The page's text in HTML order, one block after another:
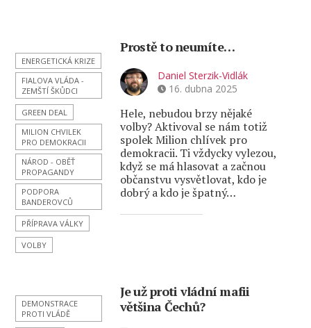
ENERGETICKÁ KRIZE
FIALOVA VLÁDA -
ZEMŠTÍ ŠKŮDCI
GREEN DEAL
MILION CHVILEK
PRO DEMOKRACII
NÁROD - OBĚŤ
PROPAGANDY
PODPORA
BANDEROVCŮ
PŘÍPRAVA VÁLKY
VOLBY
Prostě to neumíte…
Daniel Sterzik-Vidlák
16. dubna 2025
Hele, nebudou brzy nějaké
volby? Aktivoval se nám totiž
spolek Milion chlívek pro
demokracii. Ti vždycky vylezou,
když se má hlasovat a začnou
občanstvu vysvětlovat, kdo je
dobrý a kdo je špatný…
DEMONSTRACE
PROTI VLÁDĚ
Je už proti vládní mafii
většina Čechů?